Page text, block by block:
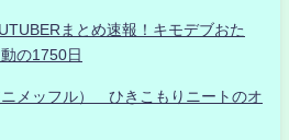
まとめ速報！キモデブおた
の1750日
メッフル） ひきこもりニートのオ